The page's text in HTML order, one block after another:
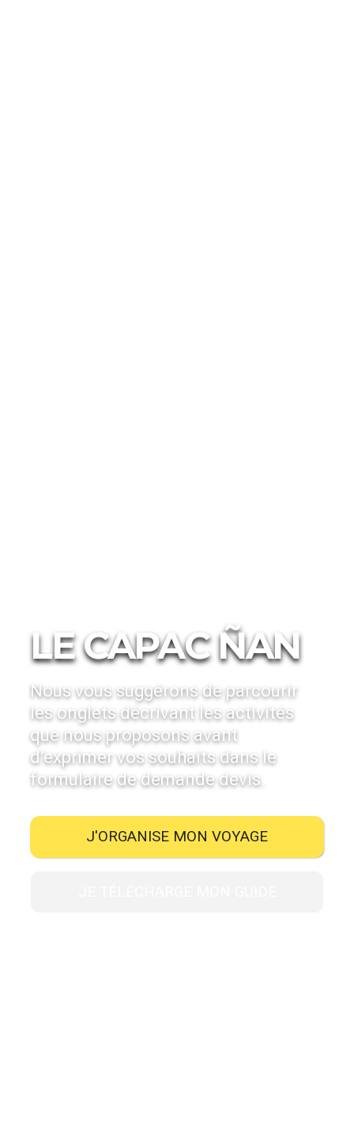
LE CAPAC ÑAN
Nous vous suggérons de parcourir
les onglets décrivant les activités
que nous proposons avant
d’exprimer vos souhaits dans le
formulaire de demande devis.
J'ORGANISE MON VOYAGE